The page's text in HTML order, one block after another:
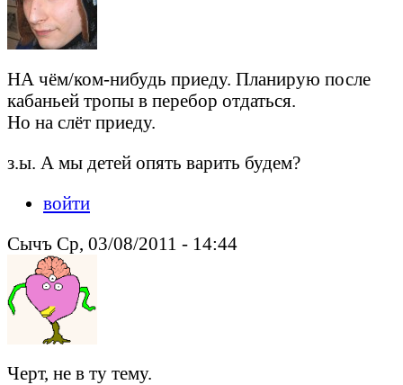
НА чём/ком-нибудь приеду. Планирую после
кабаньей тропы в перебор отдаться.
Но на слёт приеду.
з.ы. А мы детей опять варить будем?
войти
Сычъ Ср, 03/08/2011 - 14:44
Черт, не в ту тему.